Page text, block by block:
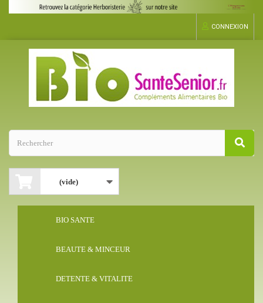
CONNEXION
(vide)
BIO SANTE
BEAUTE & MINCEUR
DETENTE & VITALITE